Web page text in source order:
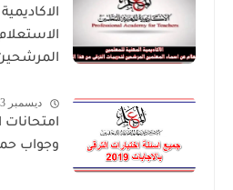
ديسمبر 23, 2019
وجواب